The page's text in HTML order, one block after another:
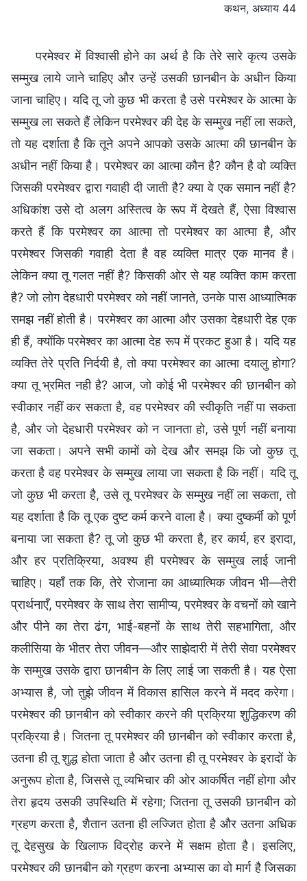
कथन, अध्याय 44
परमेश्वर में विश्वासी होने का अर्थ है कि तेरे सारे कृत्य उसके
सम्मुख लाये जाने चाहिए और उन्हें उसकी छानबीन के अधीन किया
जाना चाहिए। यदि तू जो कुछ भी करता है उसे परमेश्वर के आत्मा के
सम्मुख ला सकते हैं लेकिन परमेश्वर की देह के सम्मुख नहीं ला सकते,
तो यह दर्शाता है कि तूने अपने आपको उसके आत्मा की छानबीन के
अधीन नहीं किया है। परमेश्वर का आत्मा कौन है? कौन है वो व्यक्ति
जिसकी परमेश्वर द्वारा गवाही दी जाती है? क्या वे एक समान नहीं है?
अधिकांश उसे दो अलग अस्तित्व के रूप में देखते हैं, ऐसा विश्वास
करते हैं कि परमेश्वर का आत्मा तो परमेश्वर का आत्मा है, और
परमेश्वर जिसकी गवाही देता है वह व्यक्ति मात्र एक मानव है।
लेकिन क्या तू गलत नहीं है? किसकी ओर से यह व्यक्ति काम करता
है? जो लोग देहधारी परमेश्वर को नहीं जानते, उनके पास आध्यात्मिक
समझ नहीं होती है। परमेश्वर का आत्मा और उसका देहधारी देह एक
ही हैं, क्योंकि परमेश्वर का आत्मा देह रूप में प्रकट हुआ है। यदि यह
व्यक्ति तेरे प्रति निर्दयी है, तो क्या परमेश्वर का आत्मा दयालु होगा?
क्या तू भ्रमित नही है? आज, जो कोई भी परमेश्वर की छानबीन को
स्वीकार नहीं कर सकता है, वह परमेश्वर की स्वीकृति नहीं पा सकता
है, और जो देहधारी परमेश्वर को न जानता हो, उसे पूर्ण नहीं बनाया
जा सकता। अपने सभी कामों को देख और समझ कि जो कुछ तू
करता है वह परमेश्वर के सम्मुख लाया जा सकता है कि नहीं। यदि तू
जो कुछ भी करता है, उसे तू परमेश्वर के सम्मुख नहीं ला सकता, तो
यह दर्शाता है कि तू एक दुष्ट कर्म करने वाला है। क्या दुष्कर्मी को पूर्ण
बनाया जा सकता है? तू जो कुछ भी करता है, हर कार्य, हर इरादा,
और हर प्रतिक्रिया, अवश्य ही परमेश्वर के सम्मुख लाई जानी
चाहिए। यहाँ तक कि, तेरे रोजाना का आध्यात्मिक जीवन भी—तेरी
प्रार्थनाएँ, परमेश्वर के साथ तेरा सामीप्य, परमेश्वर के वचनों को खाने
और पीने का तेरा ढंग, भाई-बहनों के साथ तेरी सहभागिता, और
कलीसिया के भीतर तेरा जीवन—और साझेदारी में तेरी सेवा परमेश्वर
के सम्मुख उसके द्वारा छानबीन के लिए लाई जा सकती है। यह ऐसा
अभ्यास है, जो तुझे जीवन में विकास हासिल करने में मदद करेगा।
परमेश्वर की छानबीन को स्वीकार करने की प्रक्रिया शुद्धिकरण की
प्रक्रिया है। जितना तू परमेश्वर की छानबीन को स्वीकार करता है,
उतना ही तू शुद्ध होता जाता है और उतना ही तू परमेश्वर के इरादों के
अनुरूप होता है, जिससे तू व्यभिचार की ओर आकर्षित नहीं होगा और
तेरा हृदय उसकी उपस्थिति में रहेगा; जितना तू उसकी छानबीन को
ग्रहण करता है, शैतान उतना ही लज्जित होता है और उतना अधिक
तू देहसुख के खिलाफ विद्रोह करने में सक्षम होता है। इसलिए,
परमेश्वर की छानबीन को ग्रहण करना अभ्यास का वो मार्ग है जिसका